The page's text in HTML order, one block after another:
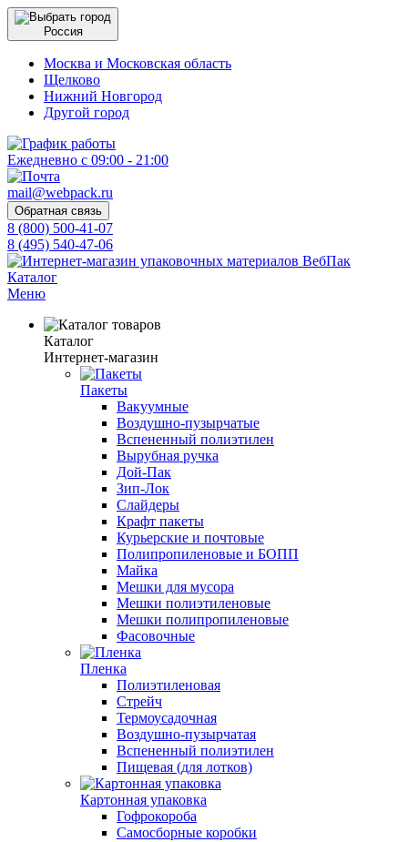
Россия
Москва и Московская область
Щелково
Нижний Новгород
Другой город
Ежедневно с 09:00 - 21:00
mail@webpack.ru
Обратная связь
8 (800) 500-41-07
8 (495) 540-47-06
Каталог
Меню
Каталог
Интернет-магазин
Пакеты
Вакуумные
Воздушно-пузырчатые
Вспененный полиэтилен
Вырубная ручка
Дой-Пак
Зип-Лок
Слайдеры
Крафт пакеты
Курьерские и почтовые
Полипропиленовые и БОПП
Майка
Мешки для мусора
Мешки полиэтиленовые
Мешки полипропиленовые
Фасовочные
Пленка
Полиэтиленовая
Стрейч
Термоусадочная
Воздушно-пузырчатая
Вспененный полиэтилен
Пищевая (для лотков)
Картонная упаковка
Гофрокороба
Самосборные коробки